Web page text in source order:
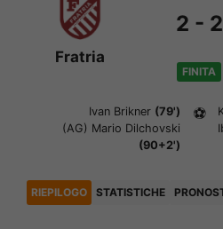
Fratria
2 - 2
FINITA
Ivan Brikner (79')
(AG) Mario Dilchovski
(90+2')
⚽
RIEPILOGO STATISTICHE